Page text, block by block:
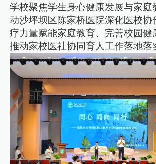
学校聚焦学生身心健康发展与家庭
动沙坪坝区陈家桥医院深化医校协
疗力量赋能家庭教育、完善校园健
推动家校医社协同育人工作落地落